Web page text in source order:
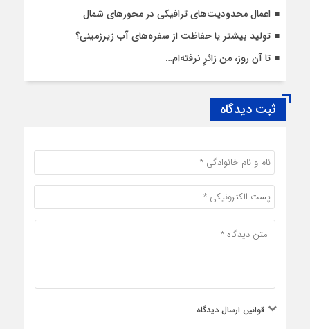
اعمال محدودیت‌‌های ترافیکی در محورهای شمال
تولید بیشتر یا حفاظت از سفره‌های آب زیرزمینی؟
تا آن روز، من زائرِ نرفته‌ام…
ثبت دیدگاه
قوانین ارسال دیدگاه